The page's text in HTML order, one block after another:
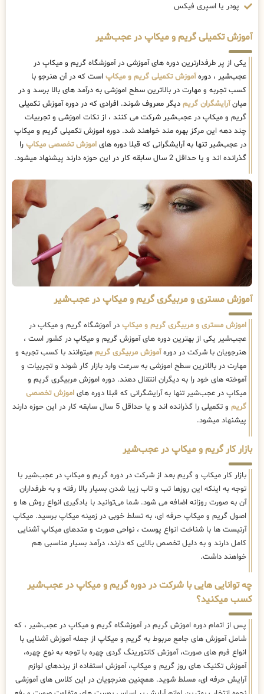
پودر یا اسپری فیکس
آموزش تکمیلی گریم و میکاپ در عجب‌شیر
یکی از پر طرفدارترین دوره های آموزشی در آموزشگاه گریم و میکاپ در
عجب‌شیر ، دورهآموزش تکمیلی گریم و میکاپ است که در آن هنرجو با
کسب تجربه و مهارت در بالاترین سطح اموزشی به درآمد های بالا برسد و در
میانآرایشگران گریم دیگر معروف شوند. افرادی که در دوره آموزش تکمیلی
گریم و میکاپ در عجب‌شیر شرکت می کنند ، از نکات اموزشی و تجربیات
چند دهه این مرکز بهره مند خواهند شد. دوره اموزش تکمیلی گریم و میکاپ
در عجب‌شیر تنها به آرایشگرانی که قبلا دوره های اموزش تخصصی میکاپ را
گذرانده اند و یا حداقل 2 سال سابقه کار در این حوزه دارند پیشنهاد میشود.
آموزش مستری و مربیگری گریم و میکاپ در عجب‌شیر
اموزش مستری و مربیگری گریم و میکاپ در آموزشگاه گریم و میکاپ در
عجب‌شیر یکی از بهترین دوره های آموزش گریم و میکاپ در کشور است ،
هنرجویان با شرکت در دورهآموزش مربیگری گریم میتوانند با کسب تجربه و
مهارت در بالاترین سطح اموزشی به سرعت وارد بازار کار شوند و تجربیات و
آموخته های خود را به دیگران انتقال دهند. دوره اموزش مربیگری گریم و
میکاپ در عجب‌شیر تنها به آرایشگرانی که قبلا دوره های اموزش تخصصی
گریم
و تکمیلی را گذرانده اند و یا حداقل 5 سال سابقه کار در این حوزه دارند
پیشنهاد میشود.
بازار کار گریم و میکاپ در عجب‌شیر
بازار کار میکاپ و گریم بعد از شرکت در دوره گریم و میکاپ در عجب‌شیر با
توجه به اینکه این روزها تب و تاب زیبا شدن بسیار بالا رفته و به طرفداران
آن به صورت روزانه اضافه می شود. شما می‌توانید با یادگیری انواع روش ها و
اصول گریم و میکاپ حرفه ای، به تسلط خوبی در زمینه میکاپ برسید. میکاپ
آرتیست ها با شناخت انواع پوست ، نواحی صورت و متدهای میکاپ آشنایی
کامل دارند و به دلیل تخصص بالایی که دارند، درآمد بسیار مناسبی هم
خواهند داشت.
چه توانایی هایی با شرکت در دوره گریم و میکاپ در عجب‌شیر
کسب میکنید؟
پس از اتمام دوره اموزش گریم در آموزشگاه گریم و میکاپ در عجب‌شیر ، که
شامل آموزش های جامع مربوط به گریم و میکاپ از جمله آموزش آشنایی با
انواع فرم های صورت، آموزش کانتورینگ گردی چهره با توجه به نوع چهره،
آموزش تکنیک های روز گریم و میکاپ، آموزش استفاده از برندهای لوازم
آرایش حرفه ای، مسلط شوید. همچنین هنرجویان در این کلاس های آموزشی